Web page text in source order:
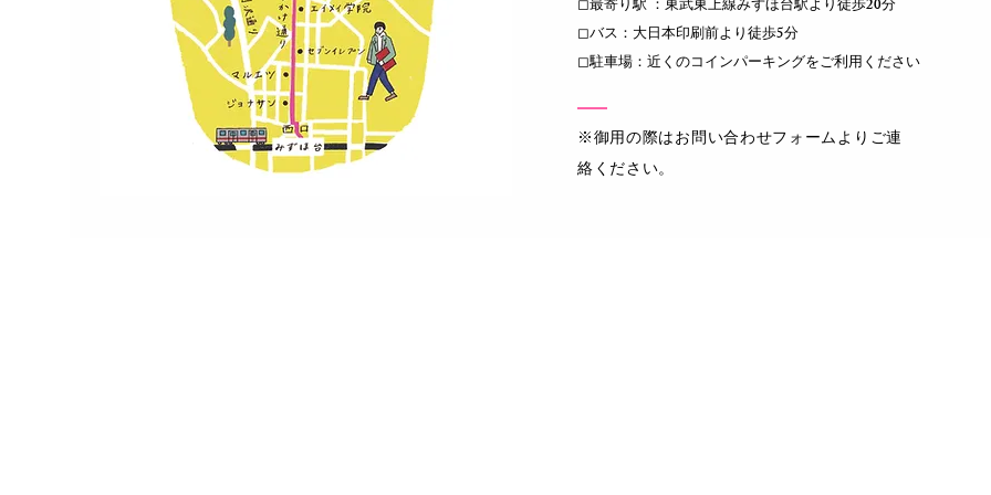
◻︎最寄り駅 ：東武東上線みずほ台駅より徒歩20分
◻︎バス：大日本印刷前より徒歩5分
◻︎駐車場：近くのコインパーキングをご利用ください
​※御用の際はお問い合わせフォームよりご連
絡ください。